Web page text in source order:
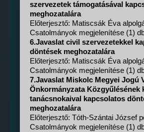
szervezetek támogatásával
meghozatalára
Előterjesztő: Matiscsák Éva
Csatolmányok megjelenítése (1)
6.Javaslat civil szervezetekkel
döntések meghozatalára
Előterjesztő: Matiscsák Éva
Csatolmányok megjelenítése (1)
7.Javaslat Miskolc Megyei Jogú
Önkormányzata Közgyűlésének
tanácsnokaival kapcsolatos
meghozatalára
Előterjesztő: Tóth-Szántai József
Csatolmányok megjelenítése (1)